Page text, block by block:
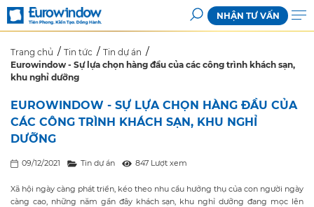
NHẬN TƯ VẤN
Trang chủ Tin tức
Tin dự án
Eurowindow - Sự lựa chọn hàng đầu của các công trình khách sạn,
khu nghỉ dưỡng
EUROWINDOW - SỰ LỰA CHỌN HÀNG ĐẦU CỦA
CÁC CÔNG TRÌNH KHÁCH SẠN, KHU NGHỈ
DƯỠNG
09/12/2021 Tin dự án 847 Lượt xem
Xã hội ngày càng phát triển, kéo theo nhu cầu hưởng thụ của con người ngày
càng cao, những năm gần đây khách sạn, khu nghỉ dưỡng đang mọc lên